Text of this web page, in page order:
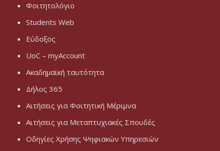
Φοιτητολόγιο
Students Web
Εύδοξος
UoC – myAccount
Ακαδημαϊκή ταυτότητα
Δήλος 365
Αιτήσεις για Φοιτητική Μέριμνα
Αιτήσεις για Μεταπτυχιακές Σπουδές
Οδηγίες Χρήσης Ψηφιακών Υπηρεσιών